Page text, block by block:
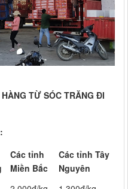
TỪ SÓC TRĂNG ĐI
Các tỉnh
Miền Bắc
Các tỉnh Tây
Nguyên